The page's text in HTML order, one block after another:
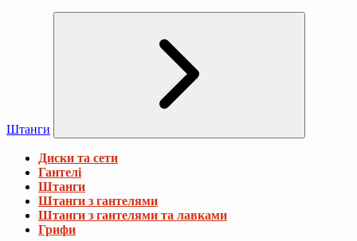
Штанги
Диски та сети
Гантелі
Штанги
Штанги з гантелями
Штанги з гантелями та лавками
Грифи